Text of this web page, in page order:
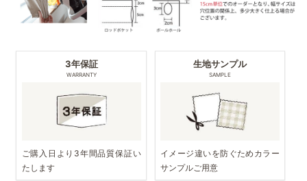
3年保証
WARRANTY
ご購入日より3年間品質保証い
たします
生地サンプル
SAMPLE
イメージ違いを防ぐためカラー
サンプルご用意